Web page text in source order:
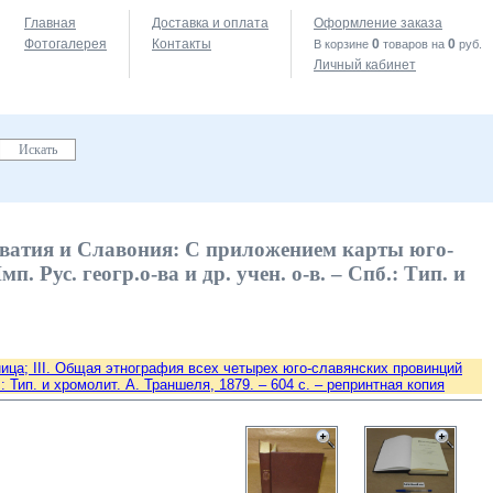
Главная
Фотогалерея
Доставка и оплата
Контакты
Оформление заказа
В корзине 0 товаров на 0 руб.
Личный кабинет
и Славония: С приложением карты юго-
Рус. геогр.о-ва и др. учен. о-в. – Спб.: Тип. и
III. Общая этнография всех четырех юго-славянских провинций
и хромолит. А. Траншеля, 1879. – 604 c. – репринтная копия